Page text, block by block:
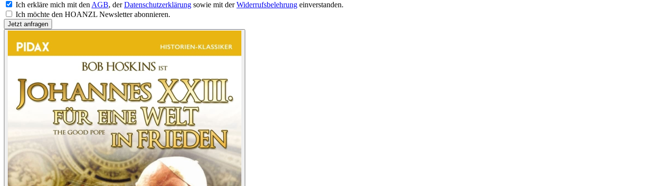
Ich erkläre mich mit den AGB, derDatenschutzerklärung sowie mit derWiderrufsbelehrung einverstanden.
Ich möchte den HOANZL Newsletter abonnieren.